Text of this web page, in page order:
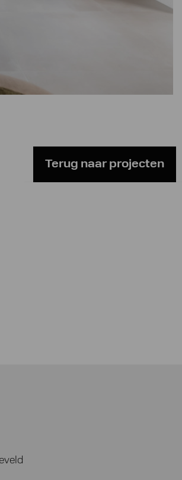
Terug naar projecten